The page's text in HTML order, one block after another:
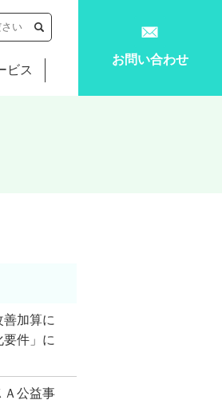
ビス
お問い合わせ
加算に
件」に
Ａ公益事